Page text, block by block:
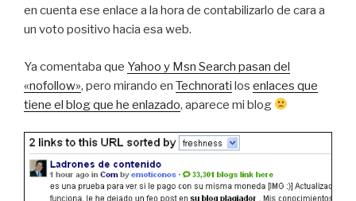
en cuenta ese enlace a la hora de contabilizarlo de cara a
un voto positivo hacia esa web.
Ya comentaba que Yahoo y Msn Search pasan del
«nofollow», pero mirando en Technorati los enlaces que
tiene el blog que he enlazado, aparece mi blog